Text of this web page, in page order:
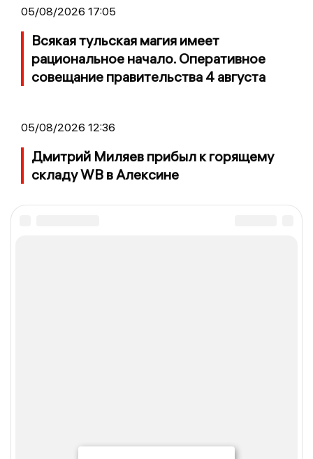
05/08/2026 17:05
Всякая тульская магия имеет
рациональное начало. Оперативное
совещание правительства 4 августа
05/08/2026 12:36
Дмитрий Миляев прибыл к горящему
складу WB в Алексине